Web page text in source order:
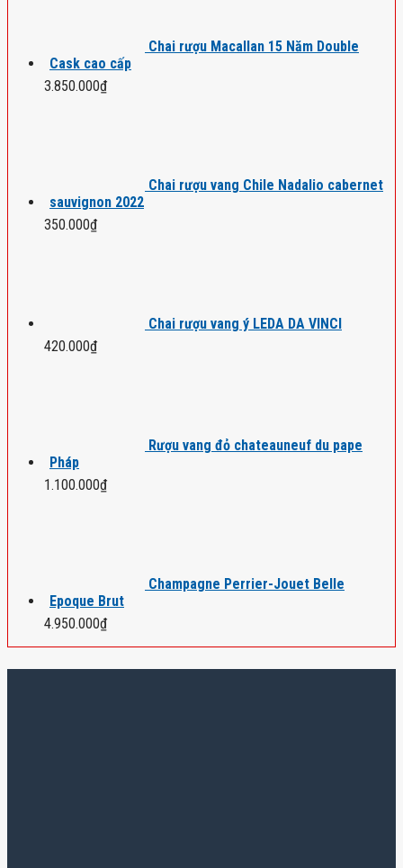
Chai rượu Macallan 15 Năm Double
Cask cao cấp
3.850.000₫
Chai rượu vang Chile Nadalio cabernet
sauvignon 2022
350.000₫
Chai rượu vang ý LEDA DA VINCI
420.000₫
Rượu vang đỏ chateauneuf du pape
Pháp
1.100.000₫
Champagne Perrier-Jouet Belle
Epoque Brut
4.950.000₫